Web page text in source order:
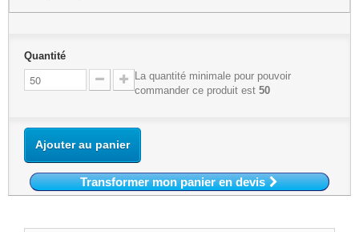
Quantité
La quantité minimale pour pouvoir
commander ce produit est 50
Ajouter au panier
Transformer mon panier en devis